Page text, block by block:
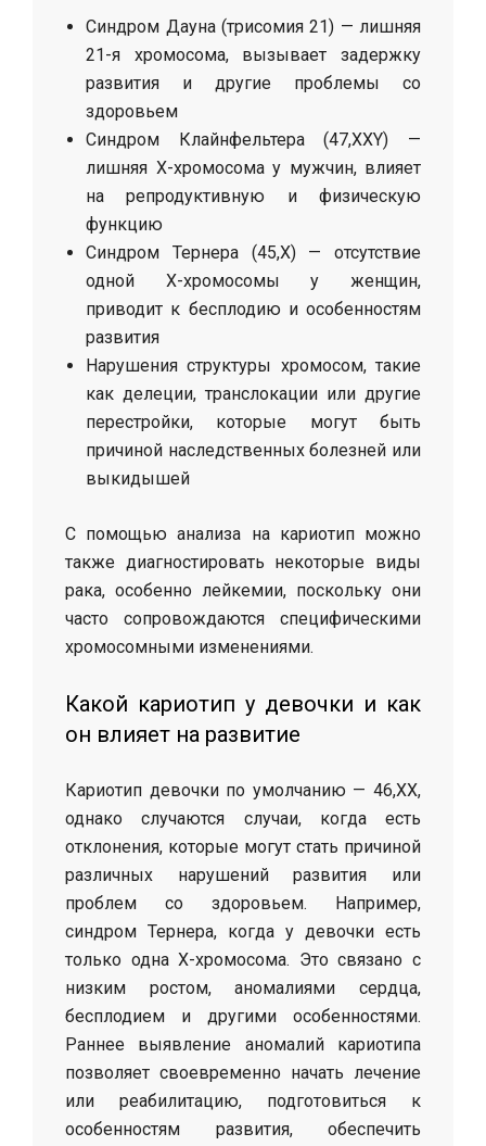
Синдром Дауна (трисомия 21) — лишняя
21-я хромосома, вызывает задержку
развития и другие проблемы со
здоровьем
Синдром Клайнфельтера (47,XXY) —
лишняя Х-хромосома у мужчин, влияет
на репродуктивную и физическую
функцию
Синдром Тернера (45,X) — отсутствие
одной Х-хромосомы у женщин,
приводит к бесплодию и особенностям
развития
Нарушения структуры хромосом, такие
как делеции, транслокации или другие
перестройки, которые могут быть
причиной наследственных болезней или
выкидышей
С помощью анализа на кариотип можно
также диагностировать некоторые виды
рака, особенно лейкемии, поскольку они
часто сопровождаются специфическими
хромосомными изменениями.
Какой кариотип у девочки и как
он влияет на развитие
Кариотип девочки по умолчанию — 46,XX,
однако случаются случаи, когда есть
отклонения, которые могут стать причиной
различных нарушений развития или
проблем со здоровьем. Например,
синдром Тернера, когда у девочки есть
только одна Х-хромосома. Это связано с
низким ростом, аномалиями сердца,
бесплодием и другими особенностями.
Раннее выявление аномалий кариотипа
позволяет своевременно начать лечение
или реабилитацию, подготовиться к
особенностям развития, обеспечить